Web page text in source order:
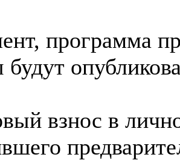
программа
будут
взнос в